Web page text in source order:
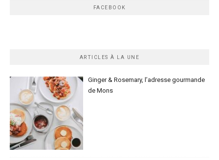
FACEBOOK
ARTICLES À LA UNE
Ginger & Rosemary, l’adresse gourmande
de Mons